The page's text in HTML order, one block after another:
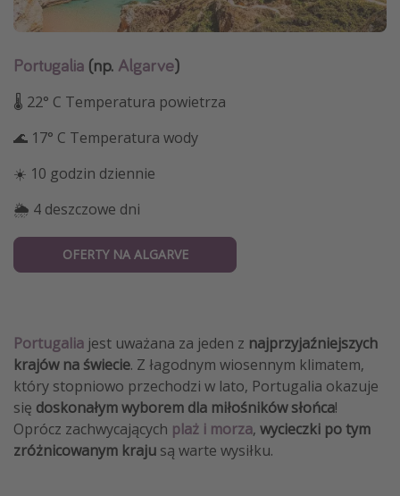
Portugalia (np. Algarve)
🌡 22° C Temperatura powietrza
🌊 17° C Temperatura wody
☀️ 10 godzin dziennie
🌦 4 deszczowe dni
OFERTY NA ALGARVE
Portugalia jest uważana za jeden z najprzyjaźniejszych
krajów na świecie. Z łagodnym wiosennym klimatem,
który stopniowo przechodzi w lato, Portugalia okazuje
się doskonałym wyborem dla miłośników słońca!
Oprócz zachwycających plaż i morza, wycieczki po tym
zróżnicowanym kraju są warte wysiłku.